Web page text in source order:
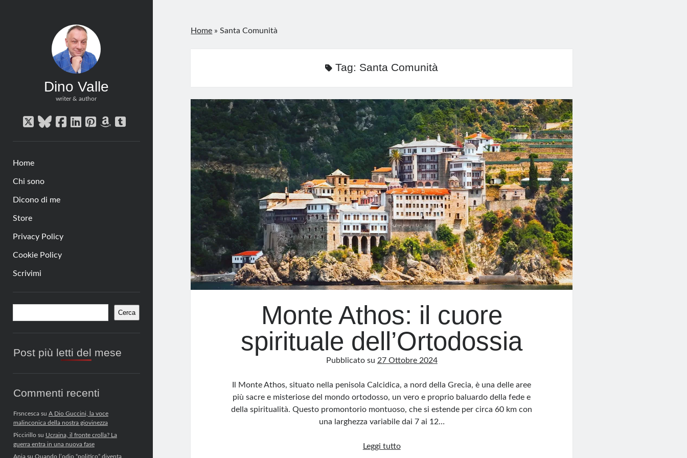
Dino Valle
writer & author
twitterbluesky
facebook
linkedin
pinterest
amazon
tumblr
Home
Chi sono
Dicono di me
Store
Privacy Policy
Cookie Policy
Scrivimi
Barra
laterale
Cerca
Post più letti del mese
Commenti recenti
Frsncescasu A Dio Guccini, la voce
malinconica della nostra giovinezza
Piccirillosu Ucraina, il fronte crolla? La
guerra entra in una nuova fase
Anjasu Quando l’odio “politico” diventa
Home »Santa Comunità
Tag: Santa Comunità
Monte Athos: il cuore
spirituale dell’Ortodossia
Pubblicato su 27 Ottobre 2024
Il Monte Athos, situato nella penisola Calcidica, a nord della Grecia, è una delle aree
più sacre e misteriose del mondo ortodosso, un vero e proprio baluardo della fede e
della spiritualità. Questo promontorio montuoso, che si estende per circa 60 km con
una larghezza variabile dai 7 ai 12…
Leggi tuttoMonte